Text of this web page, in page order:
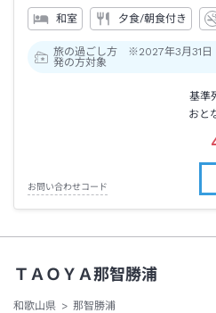
和室 夕食/朝食付き
旅の過ごし方 ※2027年3月31日
発の方対象
基準
おと
お問い合わせコード
ＴＡＯＹＡ那智勝浦
和歌山県
那智勝浦